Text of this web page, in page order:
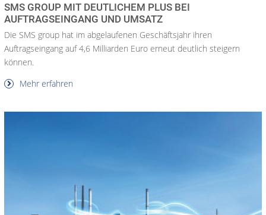
SMS GROUP MIT DEUTLICHEM PLUS BEI
AUFTRAGSEINGANG UND UMSATZ
Die SMS group hat im abgelaufenen Geschäftsjahr ihren
Auftragseingang auf 4,6 Milliarden Euro erneut deutlich steigern
können.
Mehr erfahren